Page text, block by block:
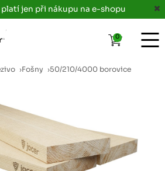
platí jen při nákupu na e-shopu
›Fošny ›50/210/4000 borovice
0